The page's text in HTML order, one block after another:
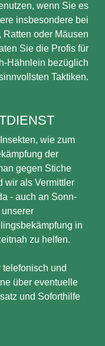
wenn Sie es
insbesondere bei
Ratten oder Mäusen
Sie die Profis für
Hähnlein bezüglich
Taktiken.
wie zum
der
gegen Stiche
wir als Vermittler
- auch an Sonn-
in
zu helfen.
und
über eventuelle
und Soforthilfe